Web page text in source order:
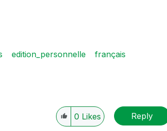
edition_personnelle
français
0 Likes Reply